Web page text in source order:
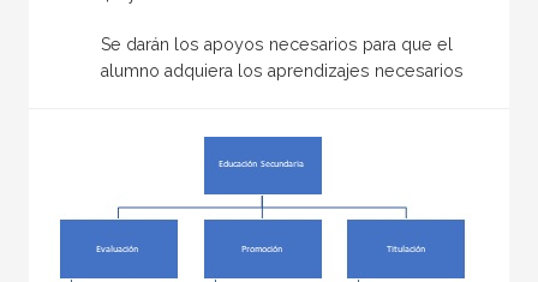
Se darán los apoyos necesarios para que el
alumno adquiera los aprendizajes necesarios